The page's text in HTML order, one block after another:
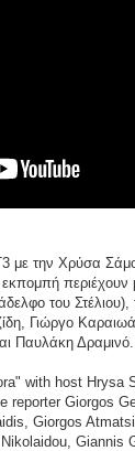
την Χρύσα
του Στέλιου),
Γιώργο
Παυλάκη
with host Hrysa
reporter Giorgos
Giorgos
Giannis